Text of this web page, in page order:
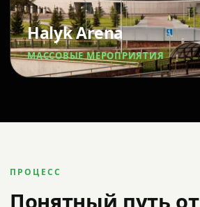
Halyk Arena
МАССОВЫЕ МЕРОПРИЯТИЯ
ПРОЦЕСС
Понятный путь от